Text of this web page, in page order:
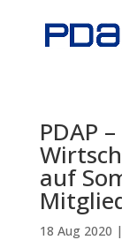
PDAP
auf
18 Aug 2020 |